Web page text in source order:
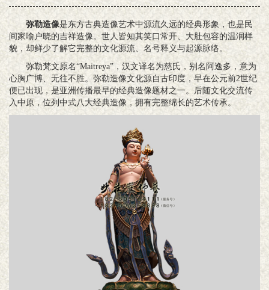
弥勒造像是东方古典造像艺术中源流久远的经典形象，也是民
间家喻户晓的吉祥造像。世人皆知其笑口常开、大肚包容的温润样
貌，却鲜少了解它完整的文化源流、名号释义与起源脉络。
弥勒梵文原名“Maitreya”，汉文译名为慈氏，别名阿逸多，意为
心胸广博、无往不胜。弥勒造像文化源自古印度，早在公元前2世纪
便已出现，是亚洲传播最早的经典造像题材之一。后随文化交流传
入中原，位列中式八大经典造像，拥有完整绵长的艺术传承。